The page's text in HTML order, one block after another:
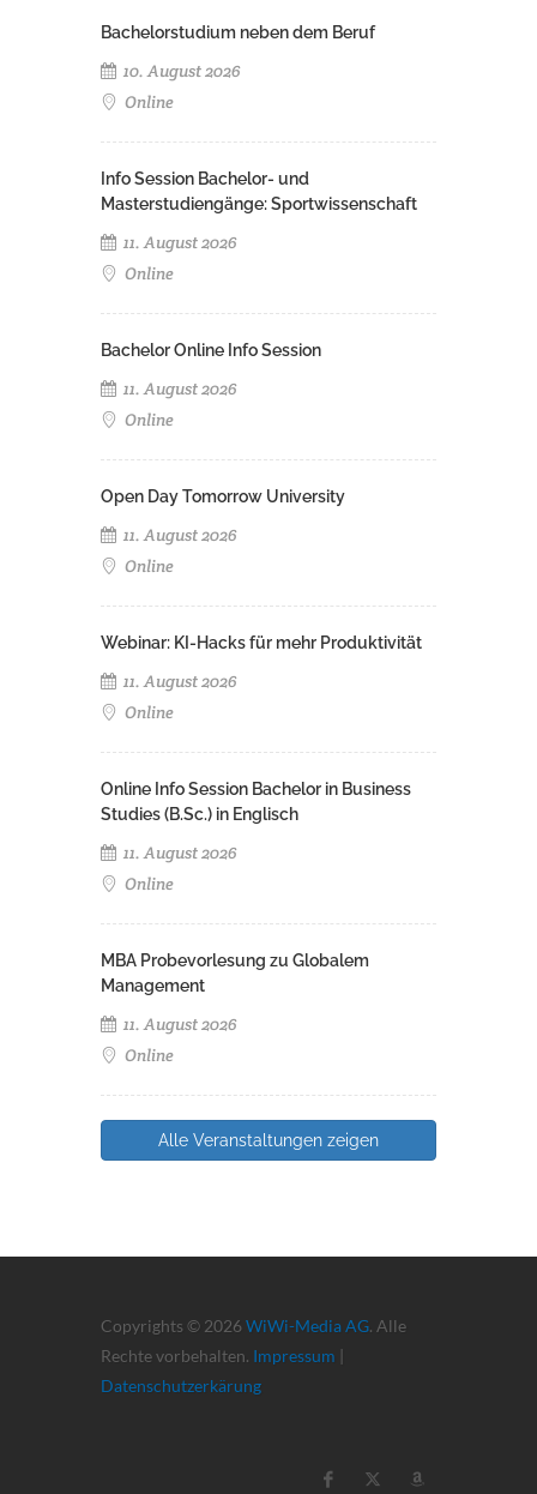
Bachelorstudium neben dem Beruf
10. August 2026
Online
Info Session Bachelor- und
Masterstudiengänge: Sportwissenschaft
11. August 2026
Online
Bachelor Online Info Session
11. August 2026
Online
Open Day Tomorrow University
11. August 2026
Online
Webinar: KI-Hacks für mehr Produktivität
11. August 2026
Online
Online Info Session Bachelor in Business
Studies (B.Sc.) in Englisch
11. August 2026
Online
MBA Probevorlesung zu Globalem
Management
11. August 2026
Online
Alle Veranstaltungen zeigen
Copyrights © 2026 WiWi-Media AG. Alle
Rechte vorbehalten. Impressum |
Datenschutzerkärung